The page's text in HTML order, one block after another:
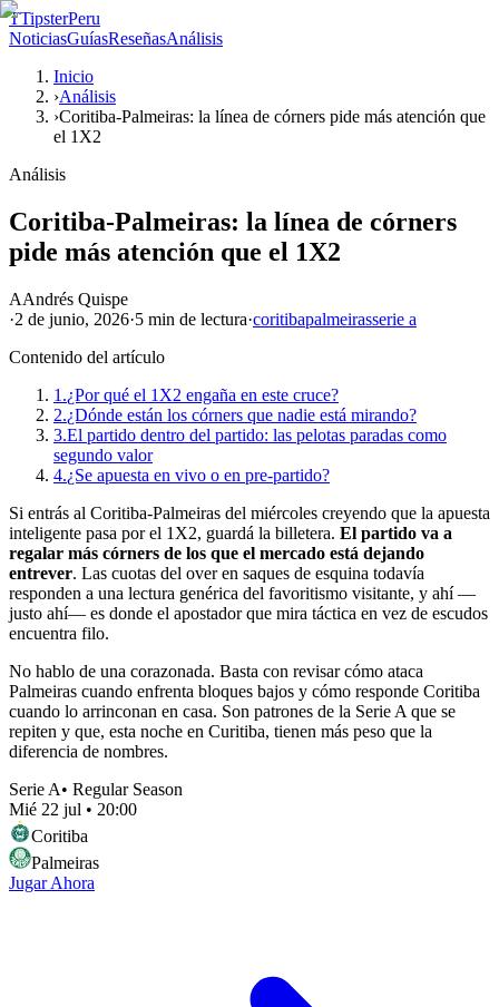
TTipsterPeru
NoticiasGuíasReseñasAnálisis
Inicio
›Análisis
›Coritiba-Palmeiras: la línea de córners pide más atención que
el 1X2
Análisis
Coritiba-Palmeiras: la línea de córners
pide más atención que el 1X2
AAndrés Quispe
·2 de junio, 2026·5 min de lectura·coritibapalmeirasserie a
Contenido del artículo
1.¿Por qué el 1X2 engaña en este cruce?
2.¿Dónde están los córners que nadie está mirando?
3.El partido dentro del partido: las pelotas paradas como
segundo valor
4.¿Se apuesta en vivo o en pre-partido?
Si entrás al Coritiba-Palmeiras del miércoles creyendo que la apuesta
inteligente pasa por el 1X2, guardá la billetera. El partido va a
regalar más córners de los que el mercado está dejando
entrever. Las cuotas del over en saques de esquina todavía
responden a una lectura genérica del favoritismo visitante, y ahí —
justo ahí— es donde el apostador que mira táctica en vez de escudos
encuentra filo.
No hablo de una corazonada. Basta con revisar cómo ataca
Palmeiras cuando enfrenta bloques bajos y cómo responde Coritiba
cuando lo arrinconan en casa. Son patrones de la Serie A que se
repiten y que, esta noche en Curitiba, tienen más peso que la
diferencia de nombres.
Serie A• Regular Season
Mié 22 jul • 20:00
Coritiba
Palmeiras
Jugar Ahora